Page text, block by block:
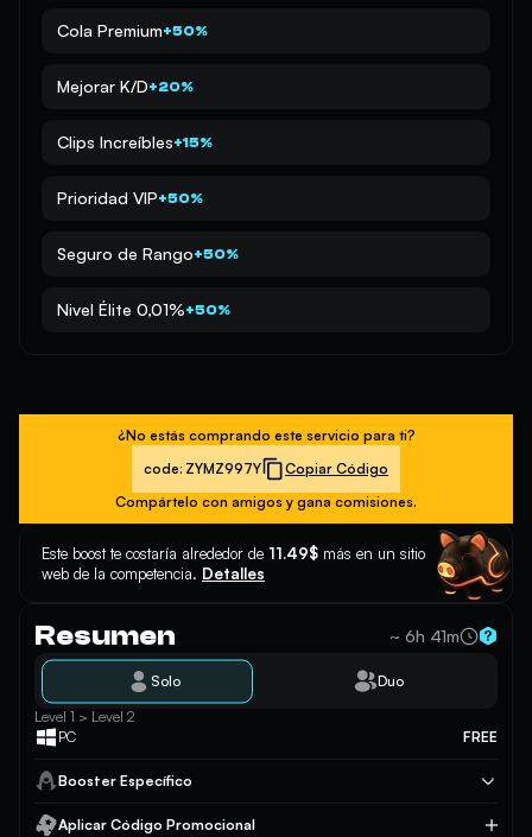
Cola Premium+50%
Mejorar K/D+20%
Clips Increíbles+15%
Prioridad VIP+50%
Seguro de Rango+50%
Nivel Élite 0,01%+50%
¿No estás comprando este servicio para ti?
code: ZYMZ997Y
Copiar Código
Compártelo con amigos y gana comisiones.
Este boost te costaría alrededor de 11.49$ más en un sitio
web de la competencia. Detalles
Resumen ~ 6h 41m
Solo Duo
Level 1 > Level 2
PC
FREE
Booster Específico
Aplicar Código Promocional